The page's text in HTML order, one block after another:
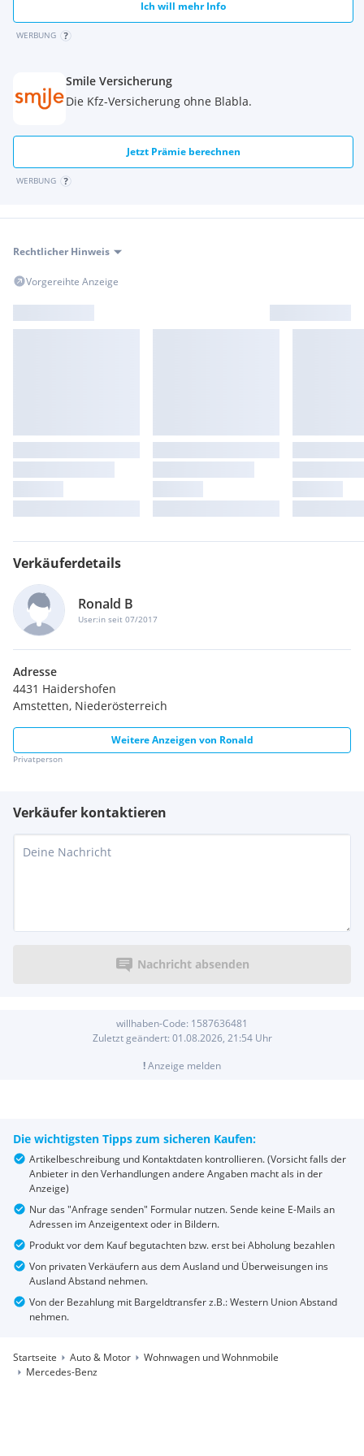
Ich will mehr Info
WERBUNG
Smile Versicherung
Die Kfz-Versicherung ohne Blabla.
Jetzt Prämie berechnen
WERBUNG
Rechtlicher Hinweis
Vorgereihte Anzeige
Verkäuferdetails
Ronald B
User:in seit 07/2017
Adresse
4431 Haidershofen
Amstetten, Niederösterreich
Weitere Anzeigen von Ronald
Privatperson
Verkäufer kontaktieren
Nachricht absenden
willhaben-Code: 1587636481
Zuletzt geändert: 01.08.2026, 21:54Uhr
!Anzeige melden
Die wichtigsten Tipps zum sicheren Kaufen:
Artikelbeschreibung und Kontaktdaten kontrollieren. (Vorsicht falls der
Anbieter in den Verhandlungen andere Angaben macht als in der
Anzeige)
Nur das "Anfrage senden" Formular nutzen. Sende keine E-Mails an
Adressen im Anzeigentext oder in Bildern.
Produkt vor dem Kauf begutachten bzw. erst bei Abholung bezahlen
Von privaten Verkäufern aus dem Ausland und Überweisungen ins
Ausland Abstand nehmen.
Von der Bezahlung mit Bargeldtransfer z.B.: Western Union Abstand
nehmen.
Startseite Auto & Motor
Wohnwagen und Wohnmobile
Mercedes-Benz